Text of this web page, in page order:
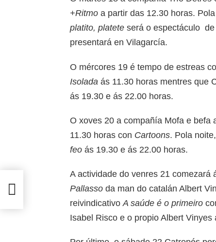
+Ritmo a partir das 12.30 horas.
platito, platete será o espectáculo
presentará en Vilagarcía.
O mércores 19 é tempo de estreas
Isolada ás 11.30 horas mentres que
ás 19.30 e ás 22.00 horas.
O xoves 20 a compañía Mofa e befa
11.30 horas con Cartoons. Pola
feo ás 19.30 e ás 22.00 horas.
A actividade do venres 21 comezará
Pallasso da man do catalán Albert
reivindicativoA saúde é o primeiro
Isabel Risco e o propio Albert